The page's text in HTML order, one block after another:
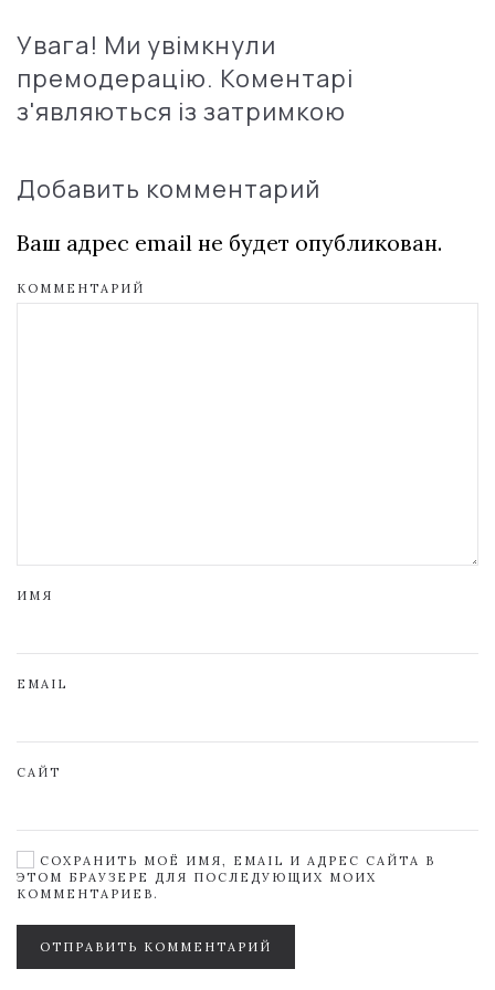
Увага! Ми увімкнули
премодерацію. Коментарі
з'являються із затримкою
Добавить комментарий
Ваш адрес email не будет опубликован.
КОММЕНТАРИЙ
ИМЯ
EMAIL
САЙТ
СОХРАНИТЬ МОЁ ИМЯ, EMAIL И АДРЕС САЙТА В
ЭТОМ БРАУЗЕРЕ ДЛЯ ПОСЛЕДУЮЩИХ МОИХ
КОММЕНТАРИЕВ.
ОТПРАВИТЬ КОММЕНТАРИЙ